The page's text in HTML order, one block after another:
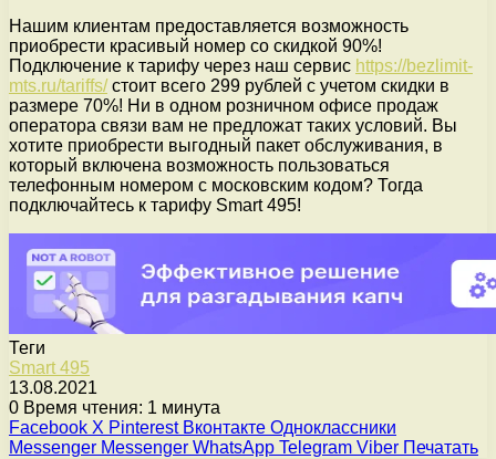
Нашим клиентам предоставляется возможность
приобрести красивый номер со скидкой 90%!
Подключение к тарифу через наш сервис https://bezlimit-
mts.ru/tariffs/стоит всего 299 рублей с учетом скидки в
размере 70%! Ни в одном розничном офисе продаж
оператора связи вам не предложат таких условий. Вы
хотите приобрести выгодный пакет обслуживания, в
который включена возможность пользоваться
телефонным номером с московским кодом? Тогда
подключайтесь к тарифу Smart 495!
Теги
Smart 495
13.08.2021
0 Время чтения: 1 минута
Facebook X Pinterest Вконтакте Одноклассники
Messenger Messenger WhatsApp Telegram Viber Печатать